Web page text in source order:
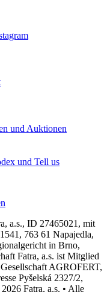
und Auktionen
und Tell us
a.s., ID 27465021, mit
763 61 Napajedla,
in Brno,
Fatra, a.s. ist Mitglied
AGROFERT,
Pyšelská 2327/2,
Fatra, a.s. • Alle